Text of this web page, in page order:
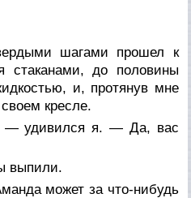
шагами прошел к
стаканами, до половины
и, протянув мне
кресле.
— удивился я. — Да, вас
выпили.
может за что-нибудь